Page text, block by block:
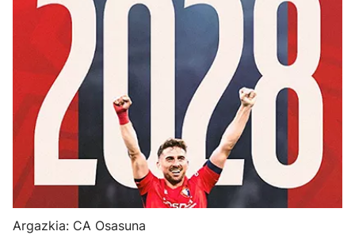
Herri-kirolak
Eskubaloia
Kirolak 360
Atletismoa
Mendi-lasterketak
Argazkia: CA Osasuna